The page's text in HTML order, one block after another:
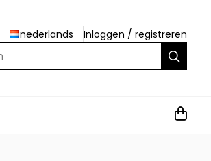
nederlands Inloggen / registreren